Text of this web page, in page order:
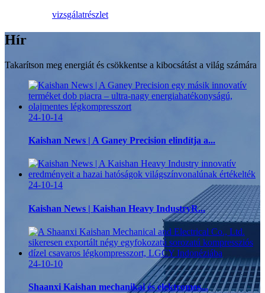
vizsgálatrészlet
Hír
Takarítson meg energiát és csökkentse a kibocsátást a világ számára
24-10-14
Kaishan News | A Ganey Precision elindítja a...
24-10-14
Kaishan News | Kaishan Heavy IndustryR...
24-10-10
Shaanxi Kaishan mechanikai és elektromos...